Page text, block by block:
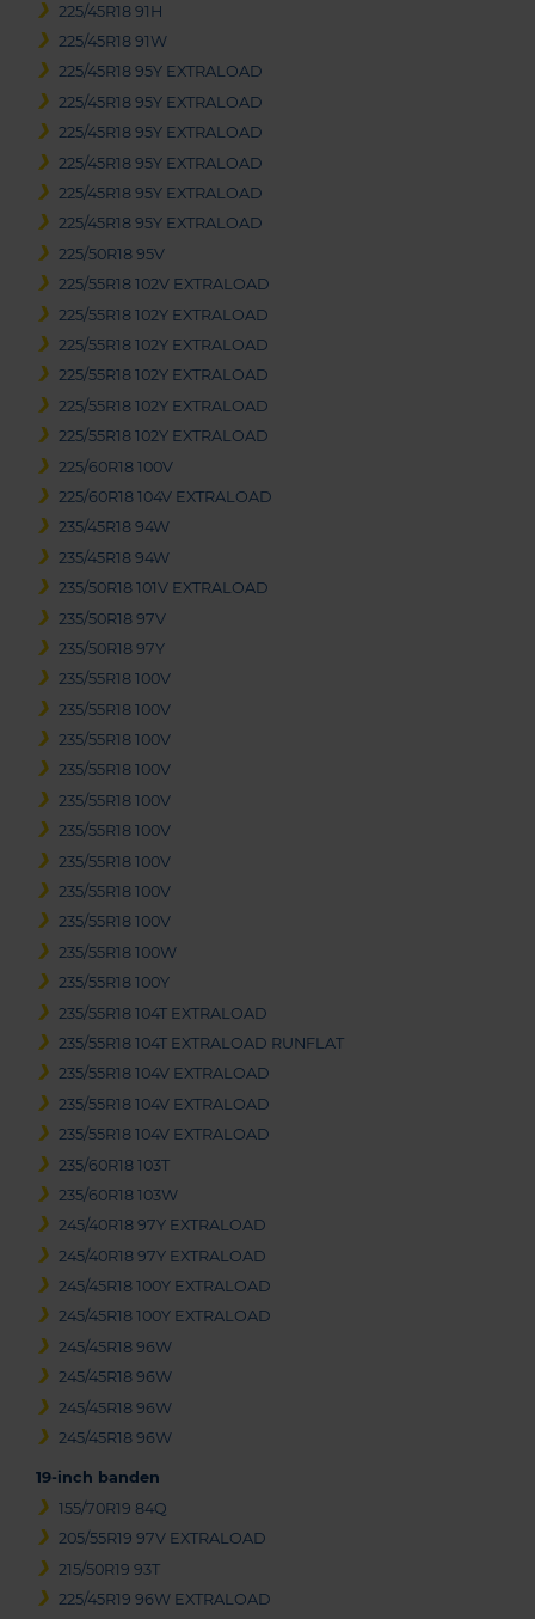
225/45R18 91H
225/45R18 91W
225/45R18 95Y EXTRALOAD
225/45R18 95Y EXTRALOAD
225/45R18 95Y EXTRALOAD
225/45R18 95Y EXTRALOAD
225/45R18 95Y EXTRALOAD
225/45R18 95Y EXTRALOAD
225/50R18 95V
225/55R18 102V EXTRALOAD
225/55R18 102Y EXTRALOAD
225/55R18 102Y EXTRALOAD
225/55R18 102Y EXTRALOAD
225/55R18 102Y EXTRALOAD
225/55R18 102Y EXTRALOAD
225/60R18 100V
225/60R18 104V EXTRALOAD
235/45R18 94W
235/45R18 94W
235/50R18 101V EXTRALOAD
235/50R18 97V
235/50R18 97Y
235/55R18 100V
235/55R18 100V
235/55R18 100V
235/55R18 100V
235/55R18 100V
235/55R18 100V
235/55R18 100V
235/55R18 100V
235/55R18 100V
235/55R18 100W
235/55R18 100Y
235/55R18 104T EXTRALOAD
235/55R18 104T EXTRALOAD RUNFLAT
235/55R18 104V EXTRALOAD
235/55R18 104V EXTRALOAD
235/55R18 104V EXTRALOAD
235/60R18 103T
235/60R18 103W
245/40R18 97Y EXTRALOAD
245/40R18 97Y EXTRALOAD
245/45R18 100Y EXTRALOAD
245/45R18 100Y EXTRALOAD
245/45R18 96W
245/45R18 96W
245/45R18 96W
245/45R18 96W
19-inch banden
155/70R19 84Q
205/55R19 97V EXTRALOAD
215/50R19 93T
225/45R19 96W EXTRALOAD